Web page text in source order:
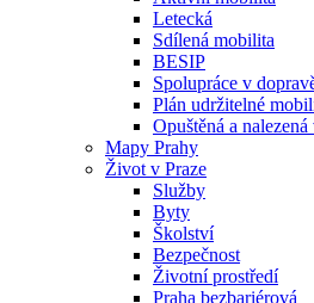
Letecká
Sdílená mobilita
BESIP
Spolupráce v
Plán udržitelné
Opuštěná a
Mapy Prahy
Život v Praze
Služby
Byty
Školství
Bezpečnost
Životní prostředí
Praha bezbariérová